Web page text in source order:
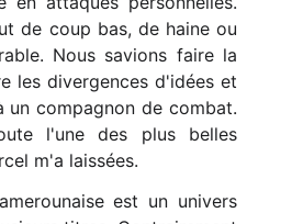
de coup bas, de haine ou
Nous savions faire la
les divergences d'idées et
un compagnon de combat.
l'une des plus belles
m'a laissées.
est un univers